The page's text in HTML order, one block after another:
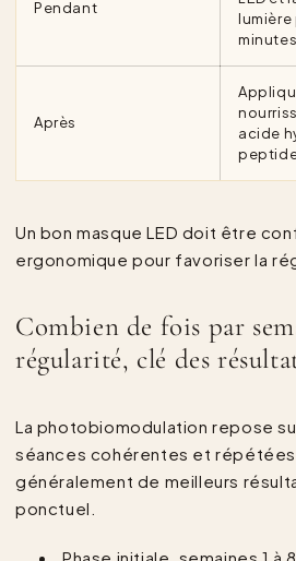
Pendant
lumière
minutes
Après
acide
Un bon masque LED doit être
ergonomique pour favoriser la
Combien de fois par
régularité, clé des
La photobiomodulation repose
séances cohérentes et
généralement de meilleurs
ponctuel.